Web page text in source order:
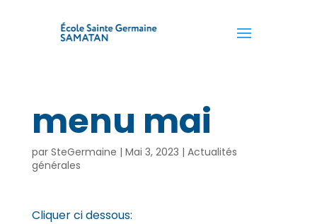
menu mai
par SteGermaine | Mai 3, 2023 | Actualités
générales
Cliquer ci dessous: